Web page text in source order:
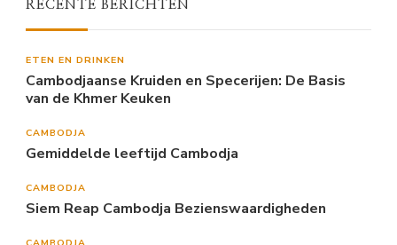
RECENTE BERICHTEN
ETEN EN DRINKEN
Cambodjaanse Kruiden en Specerijen: De Basis
van de Khmer Keuken
CAMBODJA
Gemiddelde leeftijd Cambodja
CAMBODJA
Siem Reap Cambodja Bezienswaardigheden